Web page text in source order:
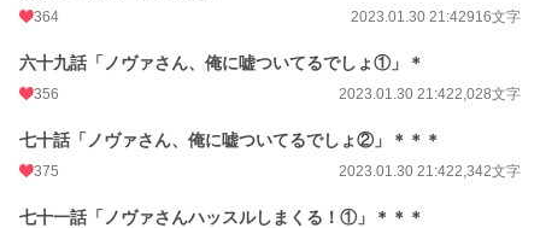
364 2023.01.30 21:42916文字
六十九話「ノヴァさん、俺に嘘ついてるでしょ①」＊
356 2023.01.30 21:422,028文字
七十話「ノヴァさん、俺に嘘ついてるでしょ②」＊＊＊
375 2023.01.30 21:422,342文字
七十一話「ノヴァさんハッスルしまくる！①」＊＊＊